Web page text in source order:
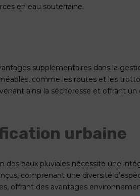
en eau souterraine.
supplémentaires dans la
comme les routes et les
ainsi la sécheresse et offrant
urbaine
des eaux pluviales nécessite une
comprenant une diversité
offrant des avantages